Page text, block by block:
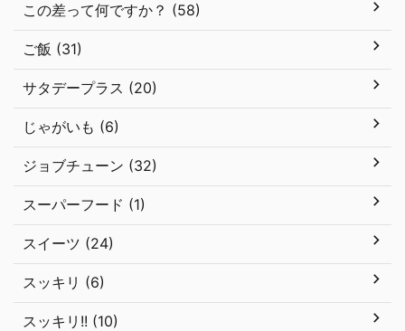
この差って何ですか？ (58)
ご飯 (31)
サタデープラス (20)
じゃがいも (6)
ジョブチューン (32)
スーパーフード (1)
スイーツ (24)
スッキリ (6)
スッキリ!! (10)